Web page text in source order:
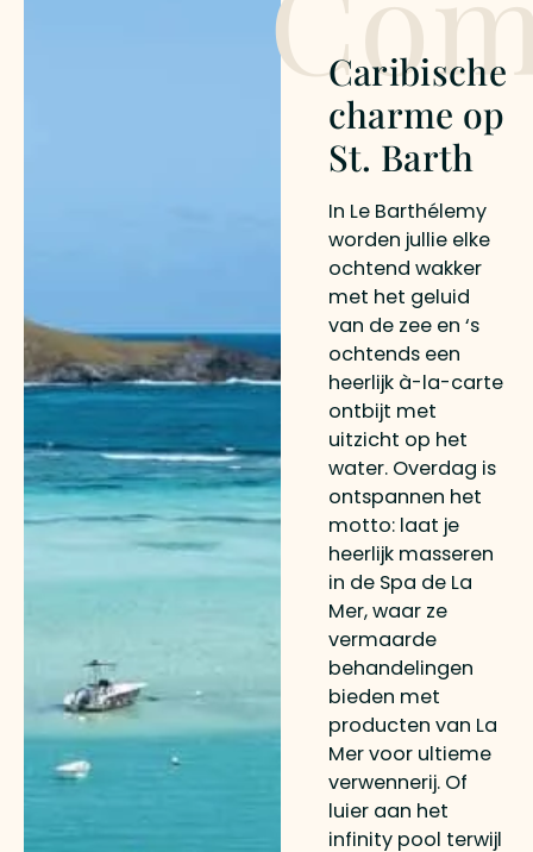
Caribische
charme op
St. Barth
In Le Barthélemy
worden jullie elke
ochtend wakker
met het geluid
van de zee en ‘s
ochtends een
heerlijk à-la-carte
ontbijt met
uitzicht op het
water. Overdag is
ontspannen het
motto: laat je
heerlijk masseren
in de Spa de La
Mer, waar ze
vermaarde
behandelingen
bieden met
producten van La
Mer voor ultieme
verwennerij. Of
luier aan het
infinity pool terwijl